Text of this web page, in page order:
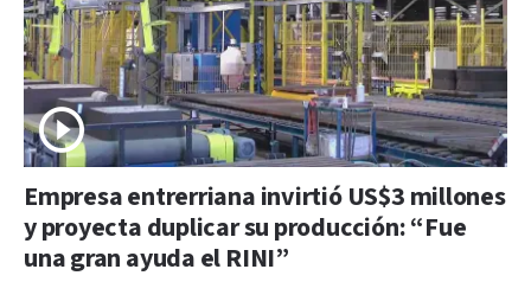
Empresa entrerriana invirtió US$3 millones
y proyecta duplicar su producción: “Fue
una gran ayuda el RINI”